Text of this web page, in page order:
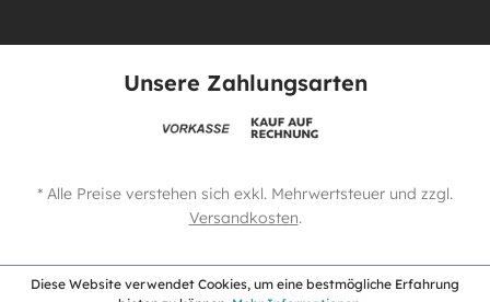
Unsere Zahlungsarten
* Alle Preise verstehen sich exkl. Mehrwertsteuer und zzgl.
Versandkosten.
Diese Website verwendet Cookies, um eine bestmögliche Erfahrung